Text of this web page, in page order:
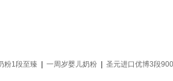
粉1段至臻 一周岁婴儿奶粉 圣元进口优博3段